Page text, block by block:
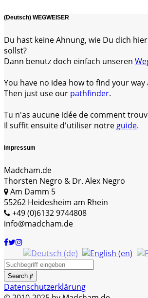
(Deutsch) WEGWEISER
Du hast keine Ahnung, wie Du dich
sollst?
Dann benutz doch einfach unseren
You have no idea how to find your
Then just use our pathfinder.
Tu n'as aucune idée de comment
Il suffit ensuite d'utiliser notre guide.
Impressum
Madcham.de
Thorsten Negro & Dr. Alex Negro
Am Damm 5
55262 Heidesheim am Rhein
+49 (0)6132 9744808
info@madcham.de
Search
Datenschutzerklärung